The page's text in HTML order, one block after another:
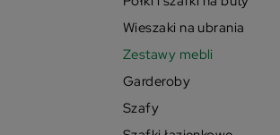
Wieszaki na ubrania
Zestawy mebli
Garderoby
Szafy